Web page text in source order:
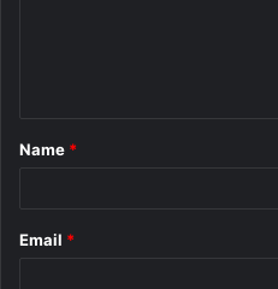
*
Name *
Email *